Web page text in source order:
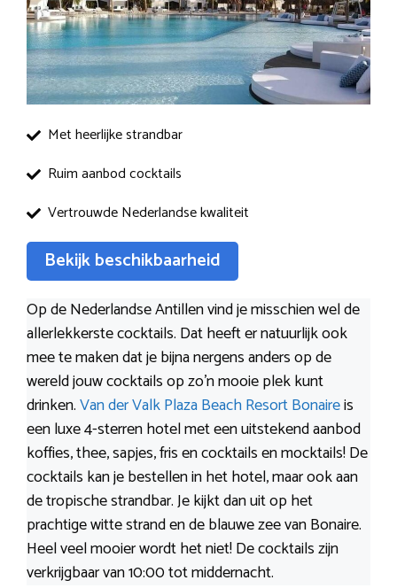
Met heerlijke strandbar
Ruim aanbod cocktails
Vertrouwde Nederlandse kwaliteit
Bekijk beschikbaarheid
Op de Nederlandse Antillen vind je misschien wel de
allerlekkerste cocktails. Dat heeft er natuurlijk ook
mee te maken dat je bijna nergens anders op de
wereld jouw cocktails op zo’n mooie plek kunt
drinken.Van der Valk Plaza Beach Resort Bonaireis
een luxe 4-sterren hotel met een uitstekend aanbod
koffies, thee, sapjes, fris en cocktails en mocktails! De
cocktails kan je bestellen in het hotel, maar ook aan
de tropische strandbar. Je kijkt dan uit op het
prachtige witte strand en de blauwe zee van Bonaire.
Heel veel mooier wordt het niet! De cocktails zijn
verkrijgbaar van 10:00 tot middernacht.